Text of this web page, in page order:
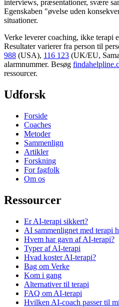
interviews, præsentationer, svære
Egenskaben "øvelse uden
situationer.
Verke leverer coaching, ikke terapi
Resultater varierer fra person til
988 (USA), 116 123 (UK/EU,
alarmnummer. Besøg
ressourcer.
Udforsk
Forside
Coaches
Metoder
Sammenlign
Artikler
Forskning
For fagfolk
Om os
Ressourcer
Er AI-terapi sikkert?
AI sammenlignet med terapi
Hvem har gavn af AI-terapi?
Typer af AI-terapi
Hvad koster AI-terapi?
Bag om Verke
Kom i gang
Alternativer til terapi
FAQ om AI-terapi
Hvilken AI-coach passer til